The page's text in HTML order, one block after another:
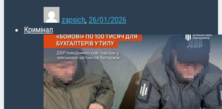
zapsich, 26/01/2026
Кримінал